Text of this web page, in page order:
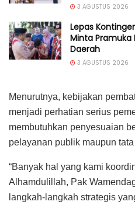
3 AGUSTUS 2026
Lepas
Minta Pramuka
Daerah
3 AGUSTUS 2026
Menurutnya, kebijakan
menjadi perhatian serius
membutuhkan penyesuaian
pelayanan publik maupun
“Banyak hal yang kami
Alhamdulillah, Pak
langkah-langkah strategis